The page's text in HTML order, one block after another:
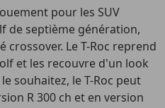
pour les SUV
de septième génération,
crossover. Le T-Roc reprend
et les recouvre d'un look
souhaitez, le T-Roc peut
R 300 ch et en version